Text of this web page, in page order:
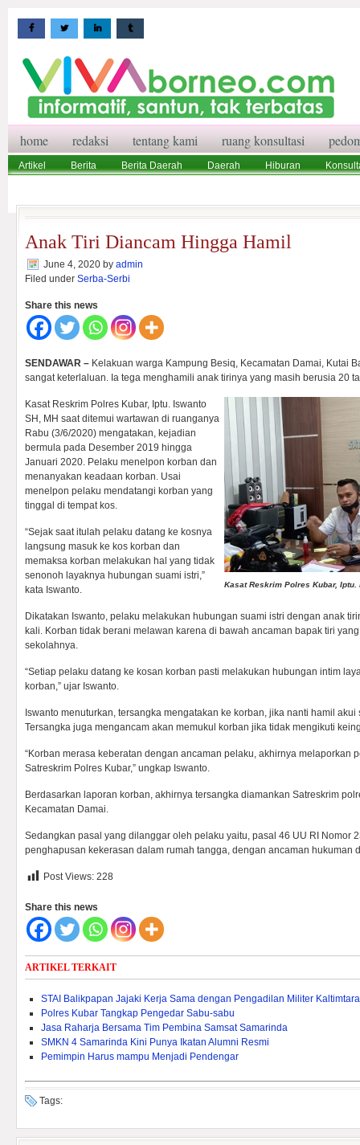
home redaksi tentang kami ruang konsultasi
Artikel Berita Berita Daerah Daerah Hiburan
Anak Tiri Diancam Hingga Hamil
June 4, 2020 by admin
Filed under Serba-Serbi
Share this news
SENDAWAR – Kelakuan warga Kampung Besiq, Kecamatan Damai, Kutai
sangat keterlaluan. Ia tega menghamili anak tirinya yang masih berusia 20
Kasat Reskrim Polres Kubar, Iptu.
Kasat Reskrim Polres Kubar, Iptu. Iswanto
SH, MH saat ditemui wartawan di ruanganya
Rabu (3/6/2020) mengatakan, kejadian
bermula pada Desember 2019 hingga
Januari 2020. Pelaku menelpon korban dan
menanyakan keadaan korban. Usai
menelpon pelaku mendatangi korban yang
tinggal di tempat kos.
“Sejak saat itulah pelaku datang ke kosnya
langsung masuk ke kos korban dan
memaksa korban melakukan hal yang tidak
senonoh layaknya hubungan suami istri,”
kata Iswanto.
Dikatakan Iswanto, pelaku melakukan hubungan suami istri dengan anak
kali. Korban tidak berani melawan karena di bawah ancaman bapak tiri
sekolahnya.
“Setiap pelaku datang ke kosan korban pasti melakukan hubungan intim
korban,” ujar Iswanto.
Iswanto menuturkan, tersangka mengatakan ke korban, jika nanti hamil
Tersangka juga mengancam akan memukul korban jika tidak mengikuti
“Korban merasa keberatan dengan ancaman pelaku, akhirnya melaporkan
Satreskrim Polres Kubar,” ungkap Iswanto.
Berdasarkan laporan korban, akhirnya tersangka diamankan Satreskrim
Kecamatan Damai.
Sedangkan pasal yang dilanggar oleh pelaku yaitu, pasal 46 UU RI Nomor
penghapusan kekerasan dalam rumah tangga, dengan ancaman hukuman
Post Views: 228
Share this news
ARTIKEL TERKAIT
STAI Balikpapan Jajaki Kerja Sama dengan Pengadilan Militer Kaltimtara
Polres Kubar Tangkap Pengedar Sabu-sabu
Jasa Raharja Bersama Tim Pembina Samsat Samarinda
SMKN 4 Samarinda Kini Punya Ikatan Alumni Resmi
Pemimpin Harus mampu Menjadi Pendengar
Tags: